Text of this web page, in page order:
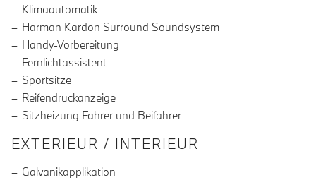
Klimaautomatik
Harman Kardon Surround Soundsystem
Handy-Vorbereitung
Fernlichtassistent
Sportsitze
Reifendruckanzeige
Sitzheizung Fahrer und Beifahrer
EXTERIEUR / INTERIEUR
Galvanikapplikation